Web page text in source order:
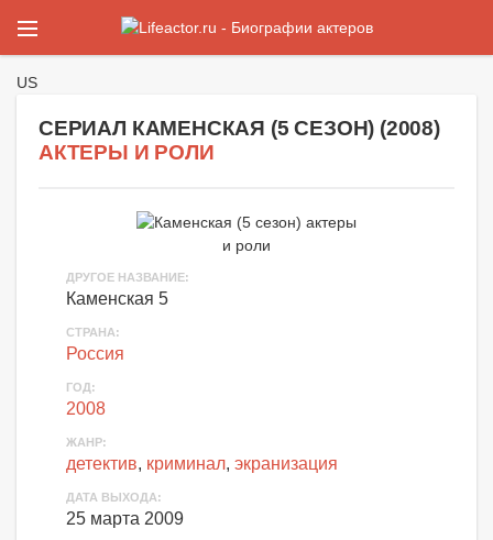
US
СЕРИАЛ КАМЕНСКАЯ (5 СЕЗОН) (2008)
АКТЕРЫ И РОЛИ
ДРУГОЕ НАЗВАНИЕ:
Каменская 5
СТРАНА:
Россия
ГОД:
2008
ЖАНР:
детектив, криминал, экранизация
ДАТА ВЫХОДА:
25 марта 2009